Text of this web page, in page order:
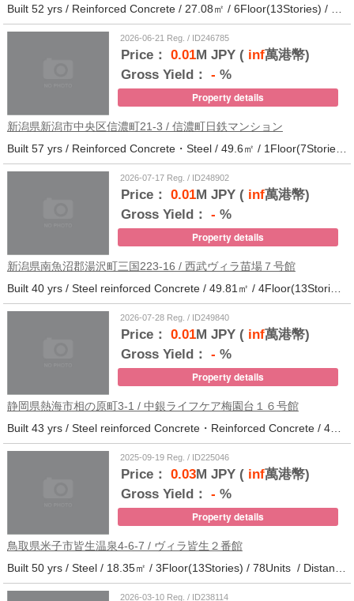
2026-06-21 Reg. / ID246785
Price： 0.01M JPY (inf萬港幣)
Gross Yield： - %
Property details
新潟県新潟市中央区信濃町21-3 / 信濃町日鉄マンション
Built 57 yrs / Reinforced Concrete・Steel / 49.6㎡ / 1Floor(7Stories) / 21Units / Distance from the station.10
2026-07-17 Reg. / ID248902
Price： 0.01M JPY (inf萬港幣)
Gross Yield： - %
Property details
新潟県南魚沼郡湯沢町三国223-16 / 西武ヴィラ苗場７号館
Built 40 yrs / Steel reinforced Concrete / 49.81㎡ / 4Floor(13Stories) / 370Units / Distance from the station.
2026-07-28 Reg. / ID249840
Price： 0.01M JPY (inf萬港幣)
Gross Yield： - %
Property details
静岡県熱海市相の原町3-1 / 中銀ライフケア梅園台１６号館
Built 43 yrs / Steel reinforced Concrete・Reinforced Concrete / 44.37㎡ / 14Floor(14Stories) / 294Units / Distance from the station.25
2025-09-19 Reg. / ID225046
Price： 0.03M JPY (inf萬港幣)
Gross Yield： - %
Property details
鳥取県米子市皆生温泉4-6-7 / ヴィラ皆生２番館
Built 50 yrs / Steel / 18.35㎡ / 3Floor(13Stories) / 78Units / Distance from the station.
2026-03-10 Reg. / ID238114